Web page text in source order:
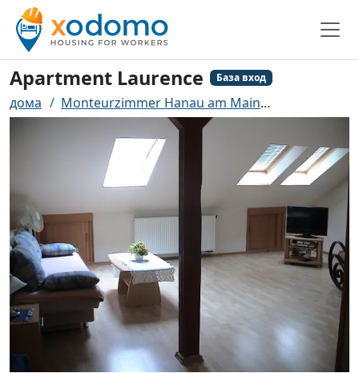
Apartment Laurence База вход
дома Monteurzimmer Hanau am Main